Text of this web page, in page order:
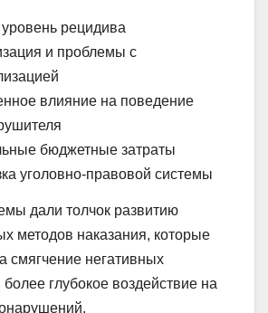
рецидива
и проблемы с
влияние на поведение
бюджетные затраты
уголовно-правовой системы
дали толчок развитию
методов наказания, которые
смягчение негативных
глубокое воздействие на